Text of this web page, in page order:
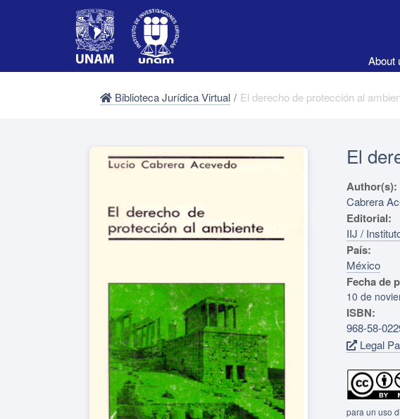
About
Biblioteca Jurídica Virtual / El derecho de protección al
El
Author(s):
Cabrera
Editorial:
IIJ /
País:
México
Fecha de
10 de
ISBN:
968-58-
Legal
para un uso